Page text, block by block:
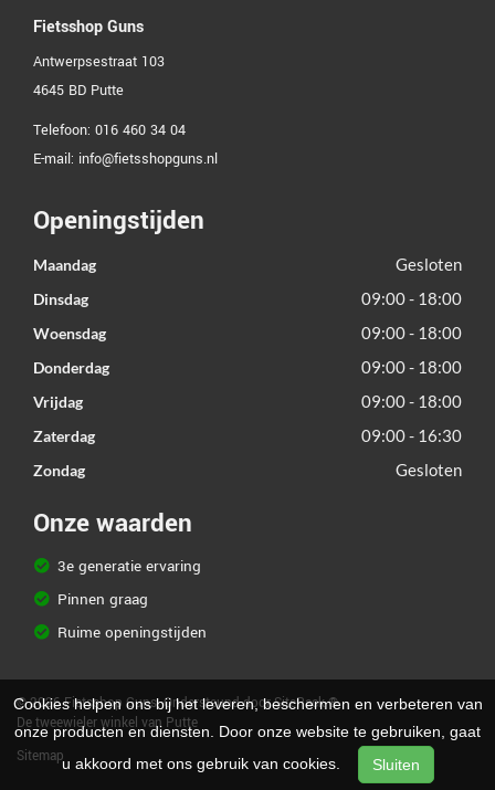
Fietsshop Guns
Antwerpsestraat 103
4645 BD Putte
Telefoon: 016 460 34 04
E-mail: info@fietsshopguns.nl
Openingstijden
Maandag Gesloten
Dinsdag 09:00 - 18:00
Woensdag 09:00 - 18:00
Donderdag 09:00 - 18:00
Vrijdag 09:00 - 18:00
Zaterdag 09:00 - 16:30
Zondag Gesloten
Onze waarden
3e generatie ervaring
Pinnen graag
Ruime openingstijden
© 2026 Fietsshop Guns. Ondersteund doorSitePack ®
De tweewieler winkel van Putte
Sitemap
Cookies helpen ons bij het leveren, beschermen en verbeteren van
onze producten en diensten. Door onze website te gebruiken, gaat
u akkoord met ons gebruik van cookies.
Sluiten